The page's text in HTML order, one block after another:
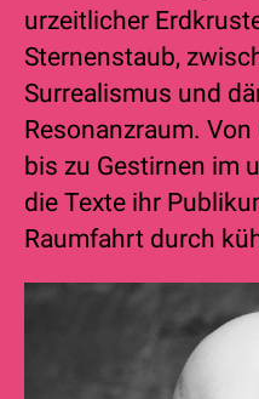
urzeitlicher
Sternenstaub,
Surrealismus und
Resonanzraum.
bis zu Gestirnen im
die Texte ihr
Raumfahrt durch